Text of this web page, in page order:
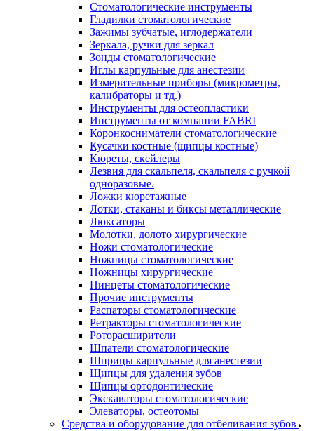
Стоматологические инструменты
Гладилки стоматологические
Зажимы зубчатые, иглодержатели
Зеркала, ручки для зеркал
Зонды стоматологические
Иглы карпульные для анестезии
Измерительные приборы (микрометры,
калибраторы и тд.)
Инструменты для остеопластики
Инструменты от компании FABRI
Коронкосниматели стоматологические
Кусачки костные (щипцы костные)
Кюреты, скейлеры
Лезвия для скальпеля, скальпеля с ручкой
одноразовые.
Ложки кюретажные
Лотки, стаканы и биксы металлические
Люксаторы
Молотки, долото хирургические
Ножи стоматологические
Ножницы стоматологические
Ножницы хирургические
Пинцеты стоматологические
Прочие инструменты
Распаторы стоматологические
Ретракторы стоматологические
Роторасширители
Шпатели стоматологические
Шприцы карпульные для анестезии
Щипцы для удаления зубов
Щипцы ортодонтические
Экскаваторы стоматологические
Элеваторы, остеотомы
Средства и оборудование для отбеливания зубов